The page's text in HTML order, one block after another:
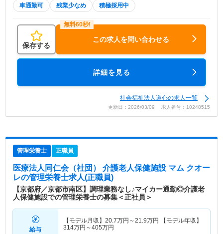
車通勤可 残業少なめ 積極採用中
保存する
この求人を問い合わせる
詳細を見る
社会福祉法人道心の求人一覧
更新日：2026/03/09 求人番号：10248515
管理栄養士 正職員
医療法人同仁会（社団） 介護老人保健施設 マム クオー
レの管理栄養士求人(正職員)
【京都府／京都市南区】調理業務なし♪マイカー通勤◎介護老
人保健施設での管理栄養士の募集＜正社員＞
給与
【モデル月収】 20.7万円～21.9万円
【モデル年収】
314万円～405万円